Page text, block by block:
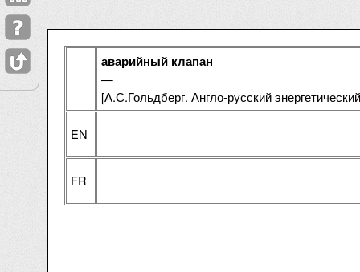
аварийный клапан
—
[А.С.Гольдберг. Англо-русский
EN
FR